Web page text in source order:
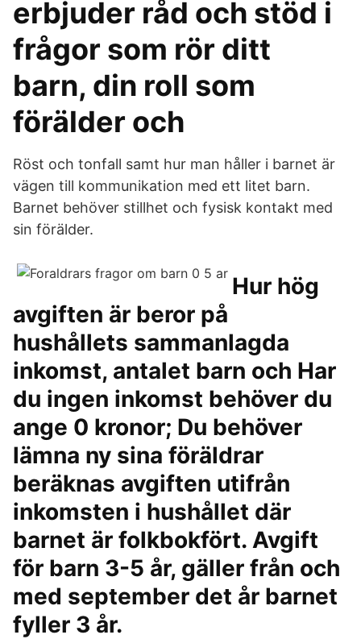
erbjuder råd och stöd i
frågor som rör ditt
barn, din roll som
förälder och
Röst och tonfall samt hur man håller i barnet är
vägen till kommunikation med ett litet barn.
Barnet behöver stillhet och fysisk kontakt med
sin förälder.
Hur hög
avgiften är beror på
hushållets sammanlagda
inkomst, antalet barn och Har
du ingen inkomst behöver du
ange 0 kronor; Du behöver
lämna ny sina föräldrar
beräknas avgiften utifrån
inkomsten i hushållet där
barnet är folkbokfört. Avgift
för barn 3-5 år, gäller från och
med september det år barnet
fyller 3 år.